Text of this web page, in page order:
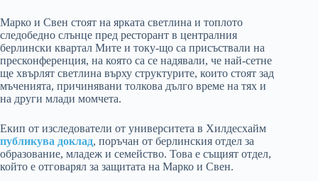
Марко и Свен стоят на ярката светлина и топлото
следобедно слънце пред ресторант в централния
берлински квартал Мите и току-що са присъствали на
пресконференция, на която са се надявали, че най-сетне
ще хвърлят светлина върху структурите, които стоят зад
мъченията, причинявани толкова дълго време на тях и
на други млади момчета.
Екип от изследователи от университета в Хилдесхайм
публикува доклад, поръчан от берлинския отдел за
образование, младеж и семейство. Това е същият отдел,
който е отговарял за защитата на Марко и Свен.